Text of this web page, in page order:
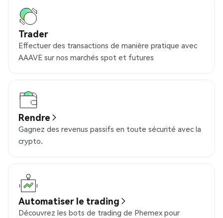
Trader
Effectuer des transactions de manière pratique avec
AAAVE sur nos marchés spot et futures
Rendre
Gagnez des revenus passifs en toute sécurité avec la
crypto.
Automatiser le trading
Découvrez les bots de trading de Phemex pour